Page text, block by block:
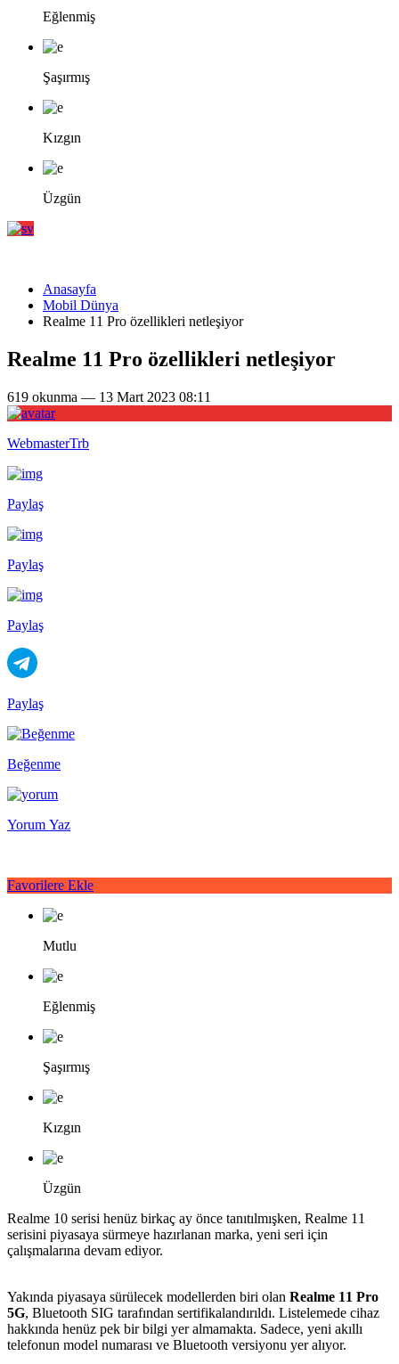
Eğlenmiş
Şaşırmış
Kızgın
Üzgün
Anasayfa
Mobil Dünya
Realme 11 Pro özellikleri netleşiyor
Realme 11 Pro özellikleri netleşiyor
619 okunma — 13 Mart 2023 08:11
WebmasterTrb
Paylaş
Paylaş
Paylaş
Paylaş
Beğenme
Yorum Yaz
Favorilere Ekle
Mutlu
Eğlenmiş
Şaşırmış
Kızgın
Üzgün
Realme 10 serisi henüz birkaç ay önce tanıtılmışken, Realme 11
serisini piyasaya sürmeye hazırlanan marka, yeni seri için
çalışmalarına devam ediyor.
Yakında piyasaya sürülecek modellerden biri olan Realme 11 Pro
5G, Bluetooth SIG tarafından sertifikalandırıldı. Listelemede cihaz
hakkında henüz pek bir bilgi yer almamakta. Sadece, yeni akıllı
telefonun model numarası ve Bluetooth versiyonu yer alıyor.